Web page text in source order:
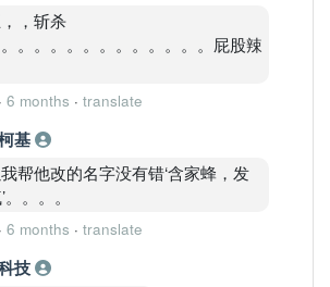
，斩杀
。。。。。。。。。。。。屁股辣
· 6 months · translate
基
帮他改的名字没有错‘含家蜂，发
。。。。
· 6 months · translate
技